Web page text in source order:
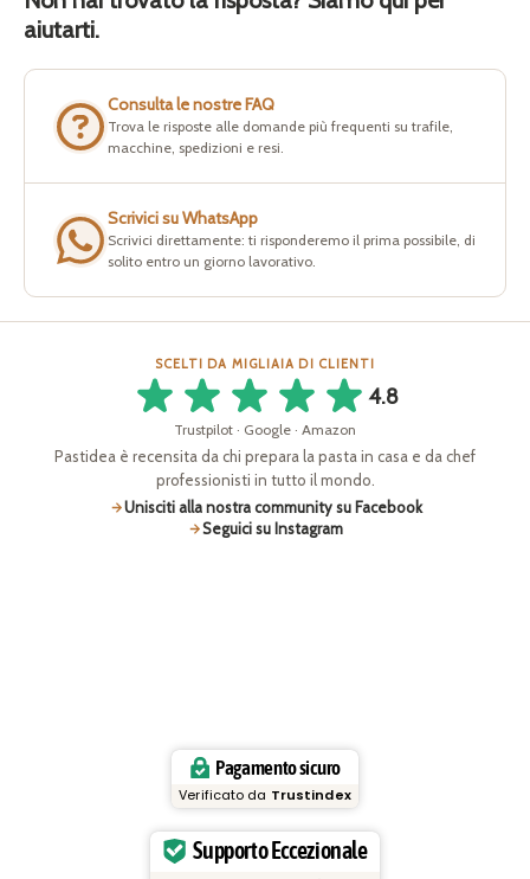
aiutarti.
Consulta le nostre FAQ
Trova le risposte alle domande più frequenti su trafile,
macchine, spedizioni e resi.
Scrivici su WhatsApp
Scrivici direttamente: ti risponderemo il prima possibile, di
solito entro un giorno lavorativo.
SCELTI DA MIGLIAIA DI CLIENTI
4.8
Trustpilot · Google · Amazon
Pastidea è recensita da chi prepara la pasta in casa e da chef
professionisti in tutto il mondo.
Unisciti alla nostra community su Facebook
Seguici su Instagram
Pagamento sicuro
Verificato da Trustindex
Supporto Eccezionale